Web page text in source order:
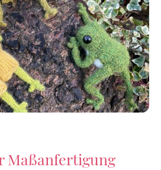
Maßanfertigung